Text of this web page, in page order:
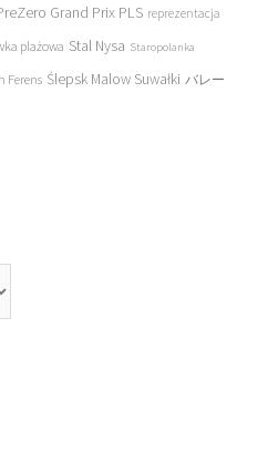
Grand Prix PLS reprezentacja
plażowa Stal Nysa Staropolanka
Ferens Ślepsk Malow Suwałki バレー